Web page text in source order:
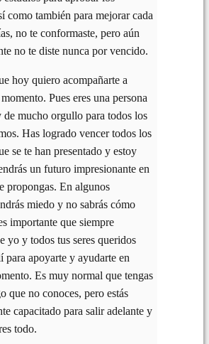
como también para mejorar cada
no te conformaste, pero aún
no te diste nunca por vencido.
hoy quiero acompañarte a
Pues eres una persona
de mucho orgullo para todos los
Has logrado vencer todos los
se te han presentado y estoy
un futuro impresionante en
propongas. En algunos
miedo y no sabrás cómo
importante que siempre
yo y todos tus seres queridos
para apoyarte y ayudarte en
Es muy normal que tengas
que no conoces, pero estás
capacitado para salir adelante y
todo.